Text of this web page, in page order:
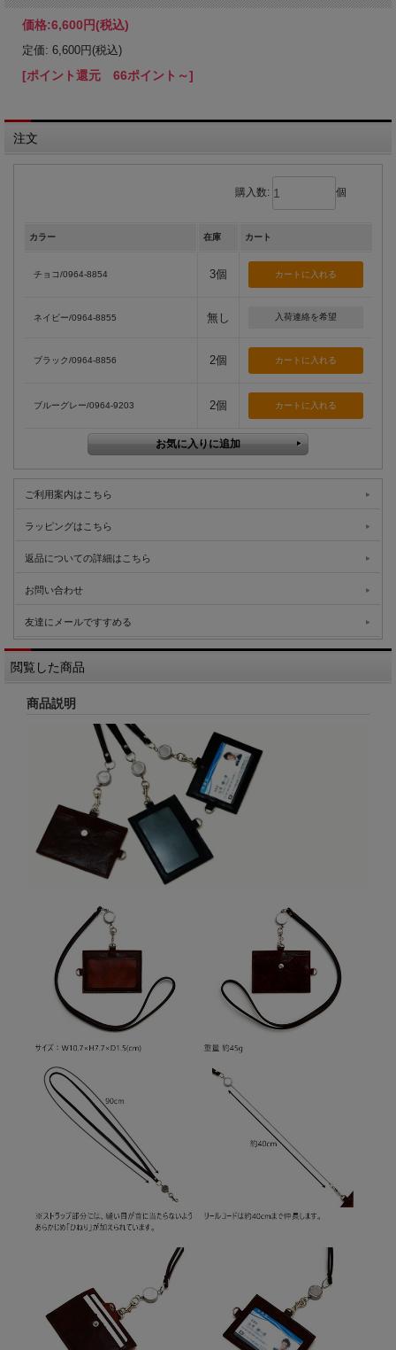
価格:6,600円(税込)
定価: 6,600円(税込)
[ポイント還元 66ポイント～]
注文
購入数: 個
カラー 在庫 カート
チョコ/0964-8854 3個
ネイビー/0964-8855 無し 入荷連絡を希望
ブラック/0964-8856 2個
ブルーグレー/0964-9203 2個
ご利用案内はこちら
ラッピングはこちら
返品についての詳細はこちら
お問い合わせ
友達にメールですすめる
閲覧した商品
商品説明